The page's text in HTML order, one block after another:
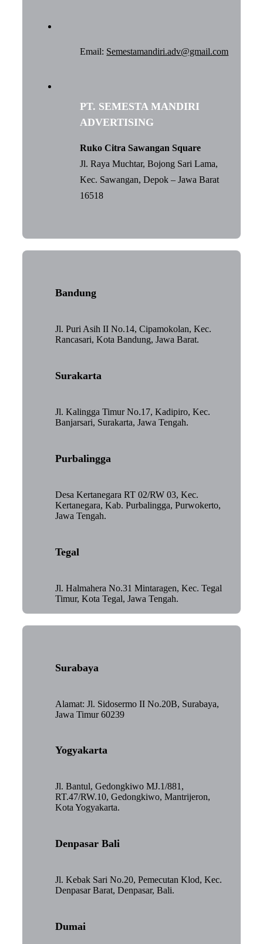
Email: Semestamandiri.adv@gmail.com
PT. SEMESTA MANDIRI
ADVERTISING
Ruko Citra Sawangan Square
Jl. Raya Muchtar, Bojong Sari Lama,
Kec. Sawangan, Depok – Jawa Barat
16518
Bandung
Jl. Puri Asih II No.14, Cipamokolan, Kec.
Rancasari, Kota Bandung, Jawa Barat.
Surakarta
Jl. Kalingga Timur No.17, Kadipiro, Kec.
Banjarsari, Surakarta, Jawa Tengah.
Purbalingga
Desa Kertanegara RT 02/RW 03, Kec.
Kertanegara, Kab. Purbalingga, Purwokerto,
Jawa Tengah.
Tegal
Jl. Halmahera No.31 Mintaragen, Kec. Tegal
Timur, Kota Tegal, Jawa Tengah.
Surabaya
Alamat: Jl. Sidosermo II No.20B, Surabaya,
Jawa Timur 60239
Yogyakarta
Jl. Bantul, Gedongkiwo MJ.1/881,
RT.47/RW.10, Gedongkiwo, Mantrijeron,
Kota Yogyakarta.
Denpasar Bali
Jl. Kebak Sari No.20, Pemecutan Klod, Kec.
Denpasar Barat, Denpasar, Bali.
Dumai